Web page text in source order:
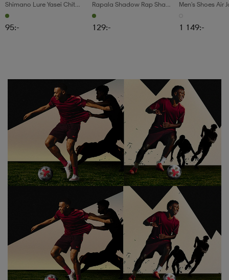
Shimano Lure Yasei Chit
Chat Chatter 17g Fire Tiger
95:-
Rapala Shadow Rap Shad
9cm - Matte Shad
129:-
Men's Shoes Air
1 149:-